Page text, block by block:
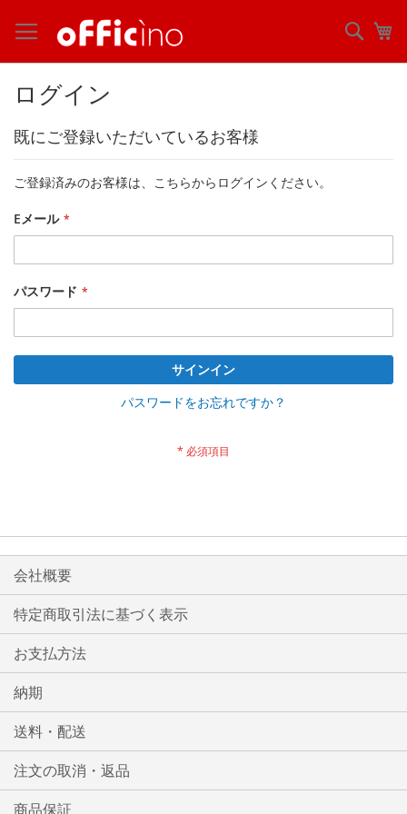
ン
テ
ン
に
キ
検
索
ログイン
既にご登録いただいているお客様
ご登録済みのお客様は、こちらからログインください。
Eメール
パスワード
サインイン
パスワードをお忘れですか？
会社概要
特定商取引法に基づく表示
お支払方法
納期
送料・配送
注文の取消・返品
商品保証